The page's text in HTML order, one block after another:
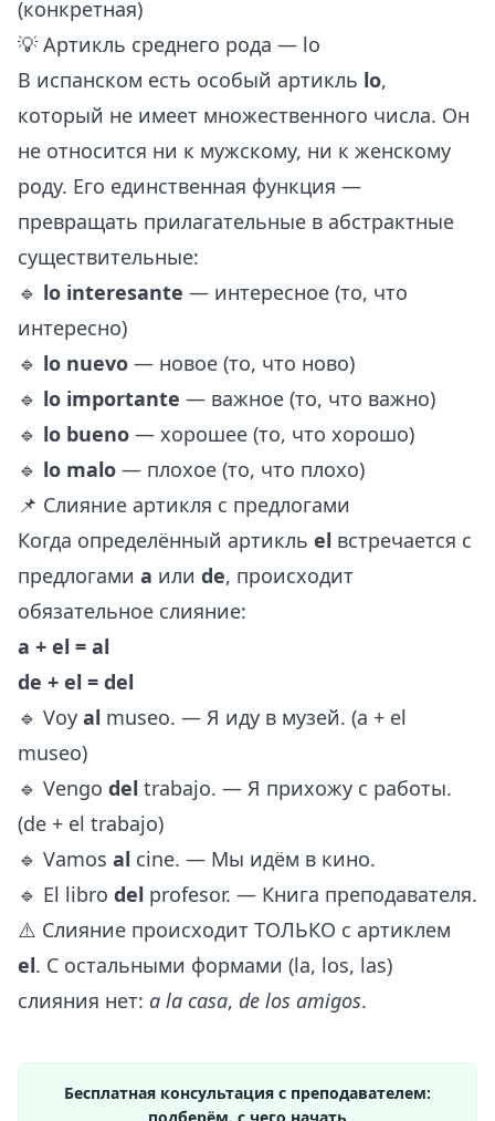
(конкретная)
💡 Артикль среднего рода — lo
В испанском есть особый артикль lo,
который не имеет множественного числа. Он
не относится ни к мужскому, ни к женскому
роду. Его единственная функция —
превращать прилагательные в абстрактные
существительные:
🔹 lo interesante — интересное (то, что
интересно)
🔹 lo nuevo — новое (то, что ново)
🔹 lo importante — важное (то, что важно)
🔹 lo bueno — хорошее (то, что хорошо)
🔹 lo malo — плохое (то, что плохо)
📌 Слияние артикля с предлогами
Когда определённый артикль el встречается с
предлогами a или de, происходит
обязательное слияние:
a + el = al
de + el = del
🔹 Voy al museo. — Я иду в музей. (a + el
museo)
🔹 Vengo del trabajo. — Я прихожу с работы.
(de + el trabajo)
🔹 Vamos al cine. — Мы идём в кино.
🔹 El libro del profesor. — Книга преподавателя.
⚠️ Слияние происходит ТОЛЬКО с артиклем
el. С остальными формами (la, los, las)
слияния нет: a la casa, de los amigos.
Бесплатная консультация с преподавателем: